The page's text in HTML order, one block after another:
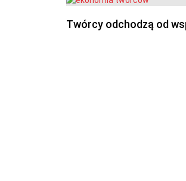
Twórcy odchodzą od